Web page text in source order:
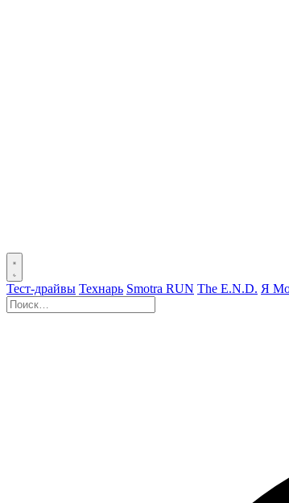
Тест-драйвы Технарь Smotra RUN The E.N.D. Я